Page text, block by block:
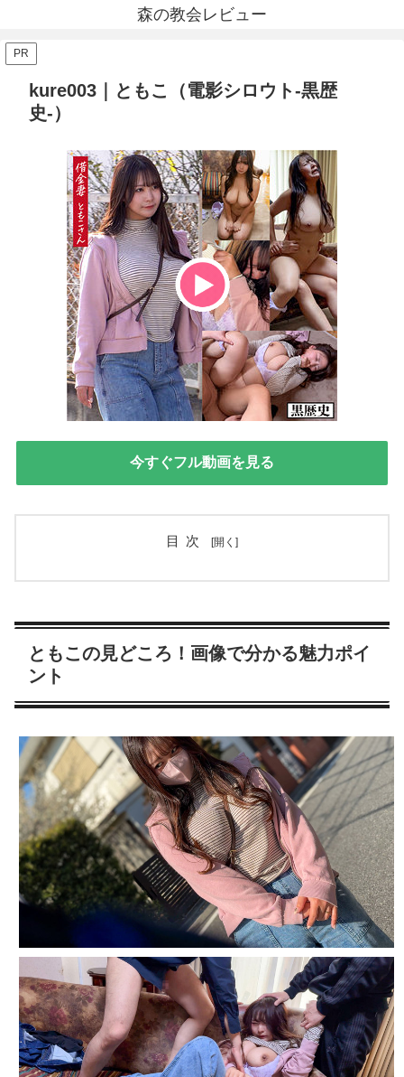
森の教会レビュー
PR
kure003｜ともこ（電影シロウト-黒歴
史-）
今すぐフル動画を見る
目次
ともこの見どころ！画像で分かる魅力ポイ
ント